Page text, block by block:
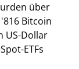
über
Bitcoin
US-Dollar
ETFs